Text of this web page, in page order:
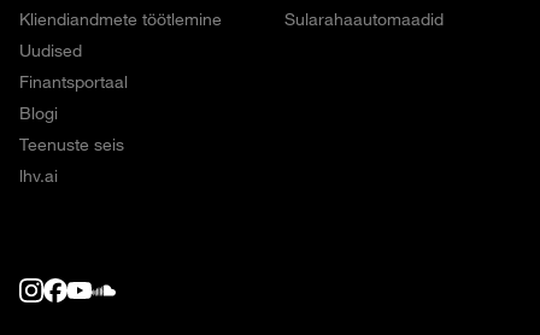
Kliendiandmete töötlemine
Uudised
Finantsportaal
Blogi
Teenuste seis
lhv.ai
Sularahaautomaadid